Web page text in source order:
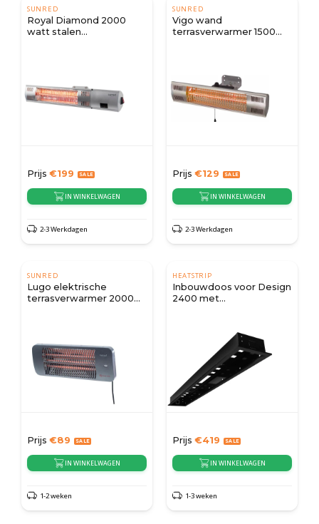
SUNRED
Royal Diamond 2000
watt stalen
Prijs €199
IN WINKELWAGEN
2-3 Werkdagen
SUNRED
Vigo wand
terrasverwarmer 1500
Prijs €129
IN WINKELWAGEN
2-3 Werkdagen
SUNRED
Lugo elektrische
terrasverwarmer 2000
Prijs €89
IN WINKELWAGEN
1-2 weken
HEATSTRIP
Inbouwdoos voor Design
2400 met
Prijs €419
IN WINKELWAGEN
1-3 weken